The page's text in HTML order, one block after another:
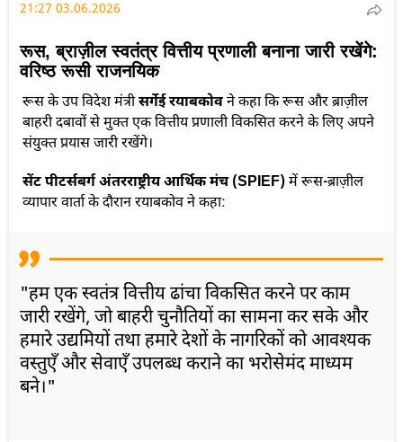
21:27 03.06.2026
रूस, ब्राज़ील स्वतंत्र वित्तीय प्रणाली बनाना जारी रखेंगे:
वरिष्ठ रूसी राजनयिक
रूस के उप विदेश मंत्रीसर्गेई रयाबकोवने कहा कि रूस और ब्राज़ील
बाहरी दबावों से मुक्त एक वित्तीय प्रणाली विकसित करने के लिए अपने
संयुक्त प्रयास जारी रखेंगे।
सेंट पीटर्सबर्ग अंतरराष्ट्रीय आर्थिक मंच (SPIEF)में रूस-ब्राज़ील
व्यापार वार्ता के दौरान रयाबकोव ने कहा:
"हम एक स्वतंत्र वित्तीय ढांचा विकसित करने पर काम
जारी रखेंगे, जो बाहरी चुनौतियों का सामना कर सके और
हमारे उद्यमियों तथा हमारे देशों के नागरिकों को आवश्यक
वस्तुएँ और सेवाएँ उपलब्ध कराने का भरोसेमंद माध्यम
बने।"